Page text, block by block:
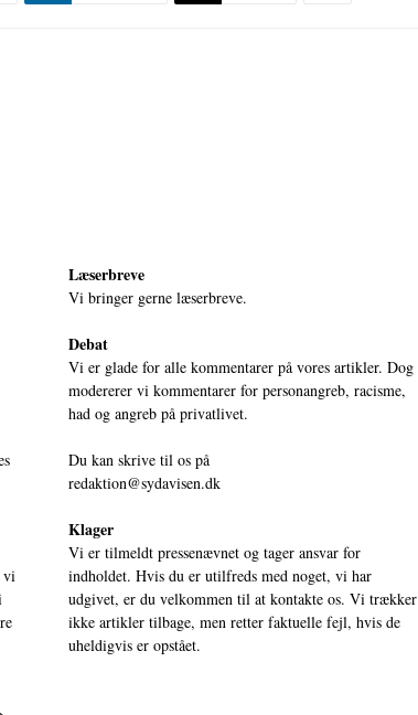
vi
Læserbreve
Vi bringer gerne læserbreve.
Debat
Vi er glade for alle kommentarer på vores artikler. Dog
modererer vi kommentarer for personangreb, racisme,
had og angreb på privatlivet.
Du kan skrive til os på
redaktion@sydavisen.dk
Klager
Vi er tilmeldt pressenævnet og tager ansvar for
indholdet. Hvis du er utilfreds med noget, vi har
udgivet, er du velkommen til at kontakte os. Vi trækker
ikke artikler tilbage, men retter faktuelle fejl, hvis de
uheldigvis er opstået.